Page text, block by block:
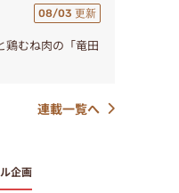
08/03 更新
鶏むね肉の「竜田
連載一覧へ
企画